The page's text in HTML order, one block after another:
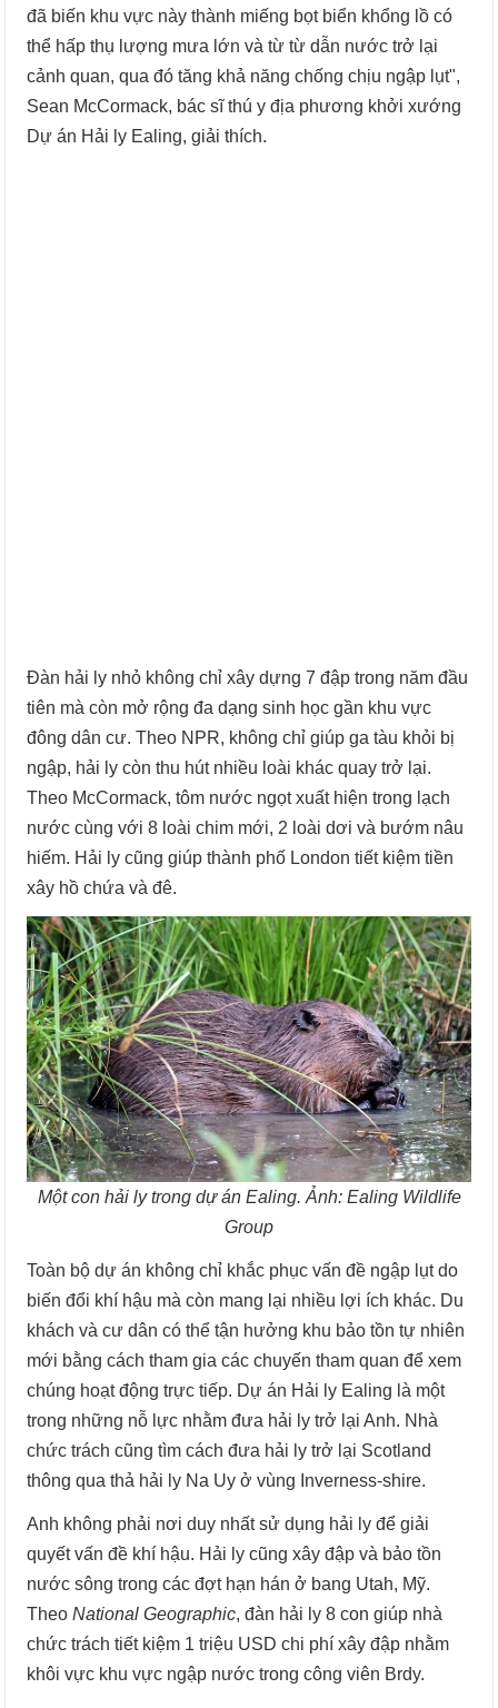
đã biến khu vực này thành miếng bọt biển khổng lồ có
thể hấp thụ lượng mưa lớn và từ từ dẫn nước trở lại
cảnh quan, qua đó tăng khả năng chống chịu ngập lụt",
Sean McCormack, bác sĩ thú y địa phương khởi xướng
Dự án Hải ly Ealing, giải thích.
Đàn hải ly nhỏ không chỉ xây dựng 7 đập trong năm đầu
tiên mà còn mở rộng đa dạng sinh học gần khu vực
đông dân cư. Theo NPR, không chỉ giúp ga tàu khỏi bị
ngập, hải ly còn thu hút nhiều loài khác quay trở lại.
Theo McCormack, tôm nước ngọt xuất hiện trong lạch
nước cùng với 8 loài chim mới, 2 loài dơi và bướm nâu
hiếm. Hải ly cũng giúp thành phố London tiết kiệm tiền
xây hồ chứa và đê.
Một con hải ly trong dự án Ealing. Ảnh: Ealing Wildlife
Group
Toàn bộ dự án không chỉ khắc phục vấn đề ngập lụt do
biến đổi khí hậu mà còn mang lại nhiều lợi ích khác. Du
khách và cư dân có thể tận hưởng khu bảo tồn tự nhiên
mới bằng cách tham gia các chuyến tham quan để xem
chúng hoạt động trực tiếp. Dự án Hải ly Ealing là một
trong những nỗ lực nhằm đưa hải ly trở lại Anh. Nhà
chức trách cũng tìm cách đưa hải ly trở lại Scotland
thông qua thả hải ly Na Uy ở vùng Inverness-shire.
Anh không phải nơi duy nhất sử dụng hải ly để giải
quyết vấn đề khí hậu. Hải ly cũng xây đập và bảo tồn
nước sông trong các đợt hạn hán ở bang Utah, Mỹ.
TheoNational Geographic, đàn hải ly 8 con giúp nhà
chức trách tiết kiệm 1 triệu USD chi phí xây đập nhằm
khôi vực khu vực ngập nước trong công viên Brdy.